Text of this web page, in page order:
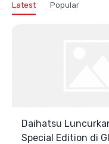
Latest Popular
Daihatsu
Special Edition di